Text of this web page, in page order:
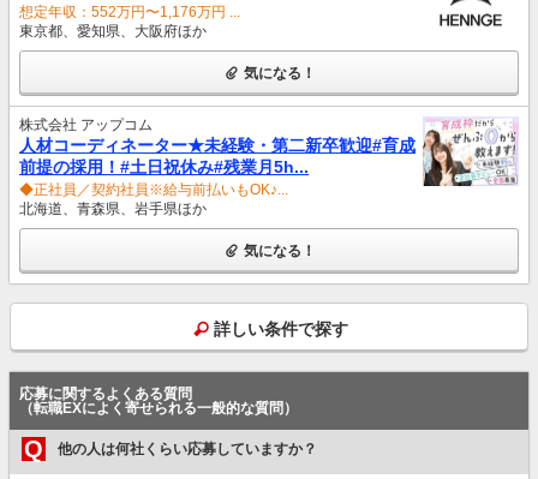
想定年収：552万円〜1,176万円 ...
東京都、愛知県、大阪府ほか
気になる！
株式会社 アップコム
人材コーディネーター★未経験・第二新卒歓迎#育成
前提の採用！#土日祝休み#残業月5h...
◆正社員／契約社員※給与前払いもOK♪...
北海道、青森県、岩手県ほか
気になる！
詳しい条件で探す
応募に関するよくある質問
（転職EXによく寄せられる一般的な質問）
Q 他の人は何社くらい応募していますか？